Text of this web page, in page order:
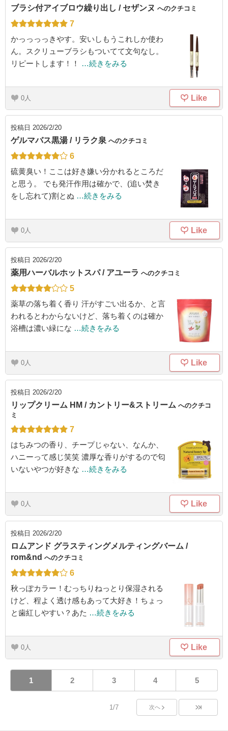
ブラシ付アイブロウ繰り出し / セザンヌ へのクチコミ
7
かっっっっきやす。安いしもうこれしか使わ
ん。スクリューブラシもついてて文句なし。
リピートします！！
…続きをみる
0 Like
投稿日 2026/2/20
ゲルマバス黒湯 / リラク泉 へのクチコミ
6
硫黄臭い！ここは好き嫌い分かれるところだ
と思う。 でも発汗作用は確かで、(追い焚き
をし忘れて)割とぬ …続きをみる
0 Like
投稿日 2026/2/20
薬用ハーバルホットスパ / アユーラ へのクチコミ
5
薬草の落ち着く香り 汗がすごい出るか、と言
われるとわからないけど、落ち着くのは確か
浴槽は濃い緑にな …続きをみる
0 Like
投稿日 2026/2/20
リップクリーム HM / カントリー&ストリーム へのクチコ
ミ
7
はちみつの香り、チープじゃない、なんか、
ハニーって感じ笑笑 濃厚な香りがするので匂
いないやつが好きな …続きをみる
0 Like
投稿日 2026/2/20
ロムアンド グラスティングメルティングバーム /
rom&nd へのクチコミ
6
秋っぽカラー！むっちりねっとり保湿される
けど、程よく透け感もあって大好き！ちょっ
と歯紅しやすい？あた …続きをみる
0 Like
1 2 3 4 5
1/7 次へ